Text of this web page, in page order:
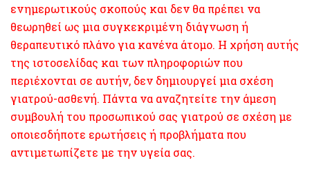
ενημερωτικούς σκοπούς και δεν θα πρέπει να
θεωρηθεί ως μια συγκεκριμένη διάγνωση ή
θεραπευτικό πλάνο για κανένα άτομο. Η χρήση αυτής
της ιστοσελίδας και των πληροφοριών που
περιέχονται σε αυτήν, δεν δημιουργεί μια σχέση
γιατρού-ασθενή. Πάντα να αναζητείτε την άμεση
συμβουλή του προσωπικού σας γιατρού σε σχέση με
οποιεσδήποτε ερωτήσεις ή προβλήματα που
αντιμετωπίζετε με την υγεία σας.